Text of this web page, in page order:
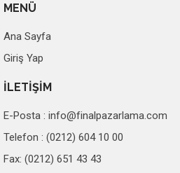
MENÜ
Ana Sayfa
Giriş Yap
İLETİŞİM
E-Posta : info@finalpazarlama.com
Telefon : (0212) 604 10 00
Fax: (0212) 651 43 43